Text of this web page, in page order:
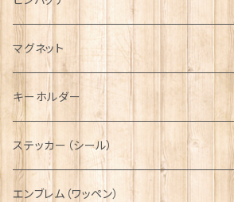
キャスケット
ディアストーカー
ニット帽
タータン【Bronte by Moon】
タータン【Glencroft】
ボタンラップマフラー【Aran Traditions】
サッシュ
スカーフ
ファッションマスク
チャーム
その他のアクセサリー
ラブスプーン【SION LLEWELLYN】
ラブスプーン【PAUL CURTIS】
ファブリック
ペーパーナプキン
ティーコジー
その他テーブルウェア
ジェネラルデザイン
乗り物
動物＆植物
国旗＆紋章
ミリタリー
NAVY
AIRFORCE
ピューター
マグネット
キーホルダー
ステッカー（シール）
エンブレム（ワッペン）